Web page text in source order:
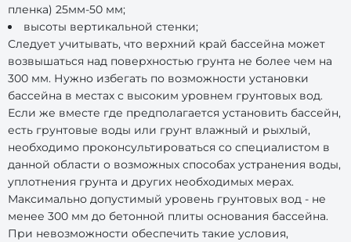
пленка) 25мм-50 мм;
высоты вертикальной стенки;
Следует учитывать, что верхний край бассейна может
возвышаться над поверхностью грунта не более чем на
300 мм. Нужно избегать по возможности установки
бассейна в местах с высоким уровнем грунтовых вод.
Если же вместе где предполагается установить бассейн,
есть грунтовые воды или грунт влажный и рыхлый,
необходимо проконсультироваться со специалистом в
данной области о возможных способах устранения воды,
уплотнения грунта и других необходимых мерах.
Максимально допустимый уровень грунтовых вод - не
менее 300 мм до бетонной плиты основания бассейна.
При невозможности обеспечить такие условия,